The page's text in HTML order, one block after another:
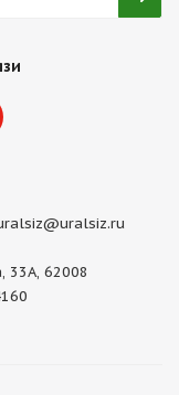
33А, 62008